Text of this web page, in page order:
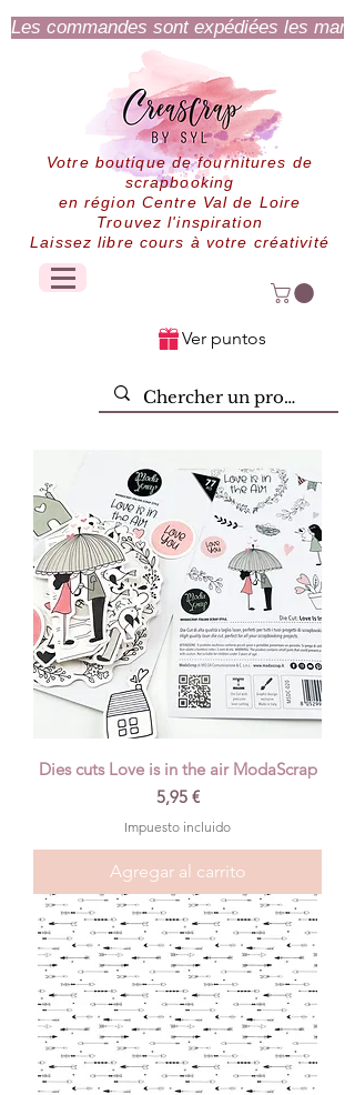
Les commandes sont expédiées les
Votre boutique de fournitures de
scrapbooking
en région Centre Val de Loire
Trouvez l'inspiration
Laissez libre cours à votre créativité
Ver puntos
Dies cuts Love is in the air ModaScrap
Precio
5,95 €
Impuesto incluido
Agregar al carrito